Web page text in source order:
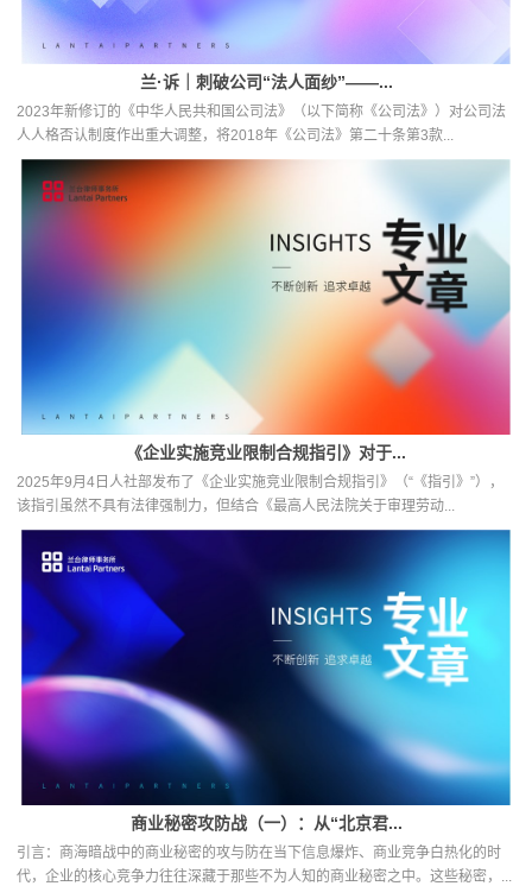
兰·诉｜刺破公司“法人面纱”——...
2023年新修订的《中华人民共和国公司法》（以下简称《公司法》）对公司法
人人格否认制度作出重大调整，将2018年《公司法》第二十条第3款...
《企业实施竞业限制合规指引》对于...
2025年9月4日人社部发布了《企业实施竞业限制合规指引》（“《指引》”），
该指引虽然不具有法律强制力，但结合《最高人民法院关于审理劳动...
商业秘密攻防战（一）：从“北京君...
引言：商海暗战中的商业秘密的攻与防在当下信息爆炸、商业竞争白热化的时
代，企业的核心竞争力往往深藏于那些不为人知的商业秘密之中。这些秘密，...